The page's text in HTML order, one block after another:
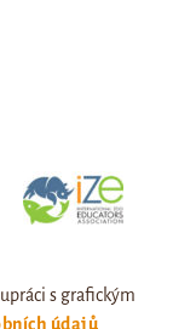
s grafickým
údajů